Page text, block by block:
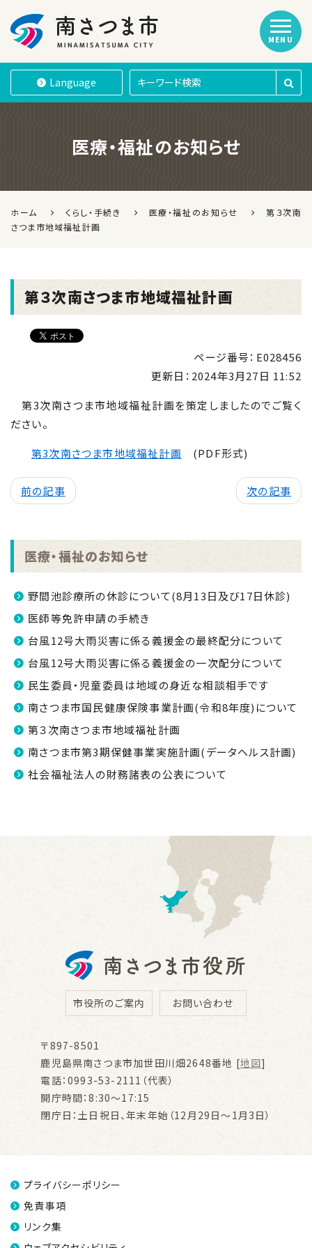
南さつま市
Language
MENU
医療・福祉のお知らせ
ホーム くらし・手続き 医療・福祉のお知らせ
第３次南
さつま市地域福祉計画
第３次南さつま市地域福祉計画
ページ番号：E028456
更新日： 2024年3月27日 11:52
第3次南さつま市地域福祉計画を策定しましたのでご覧く
ださい。
第3次南さつま市地域福祉計画 (PDF形式)
前の記事 次の記事
医療・福祉のお知らせ
野間池診療所の休診について(8月13日及び17日休診)
医師等免許申請の手続き
台風12号大雨災害に係る義援金の最終配分について
台風12号大雨災害に係る義援金の一次配分について
民生委員・児童委員は地域の身近な相談相手です
南さつま市国民健康保険事業計画(令和8年度)について
第３次南さつま市地域福祉計画
南さつま市第3期保健事業実施計画(データヘルス計画)
社会福祉法人の財務諸表の公表について
市役所のご案内 お問い合わせ
〒897-8501
鹿児島県南さつま市加世田川畑2648番地 [地図]
電話：0993-53-2111（代表）
開庁時間：8:30～17:15
閉庁日：土日祝日、年末年始（12月29日～1月3日）
プライバシーポリシー
免責事項
リンク集